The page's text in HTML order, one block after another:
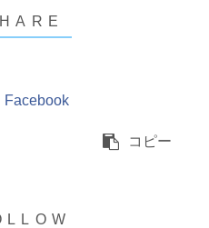
Facebook
コピー